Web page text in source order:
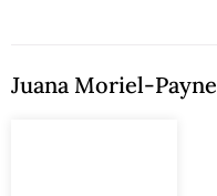
Juana Moriel-Payne